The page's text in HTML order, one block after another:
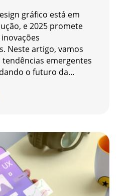
gráfico está em
e 2025 promete
Neste artigo, vamos
emergentes
o futuro da...